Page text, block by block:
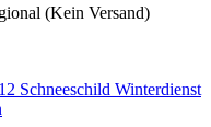
(Kein Versand)